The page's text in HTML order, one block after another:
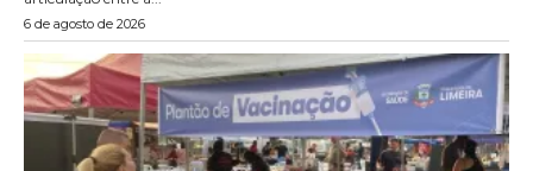
6 de agosto de 2026